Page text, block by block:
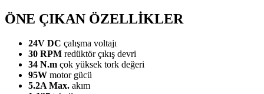
ÖNE ÇIKAN ÖZELLİKLER
24V DC çalışma voltajı
30 RPM redüktör çıkış devri
34 N.m çok yüksek tork değeri
95W motor gücü
5.2A Max. akım